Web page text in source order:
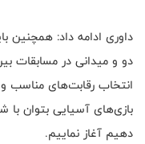
داوری ادامه داد: همچنین
دو و میدانی در مسابقات
انتخاب رقابت‌های مناسب و
بازی‌های آسیایی بتوان با
دهیم آغاز نماییم.